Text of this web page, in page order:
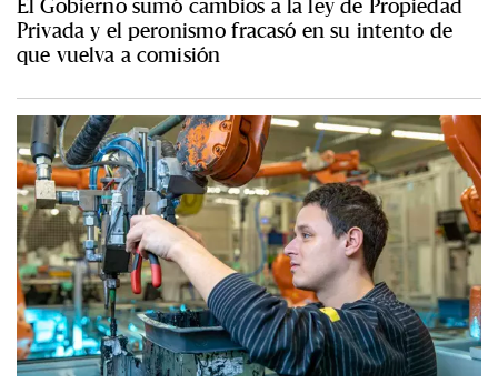
El Gobierno sumó cambios a la ley de Propiedad
Privada y el peronismo fracasó en su intento de
que vuelva a comisión